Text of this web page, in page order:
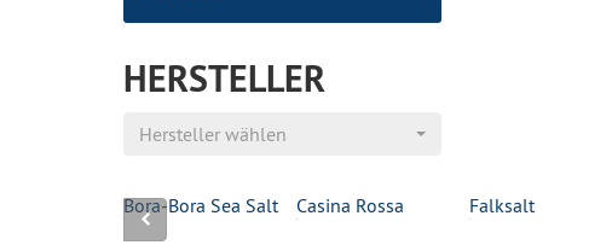
HERSTELLER
Hersteller wählen
Bora-Bora Sea Salt Casina Rossa Falksalt